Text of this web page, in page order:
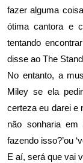
fazer alguma
ótima cantora e
tentando
disse ao The
No entanto, a
Miley se ela
certeza eu darei e
não sonharia
fazendo isso?’ou
E aí, será que vai